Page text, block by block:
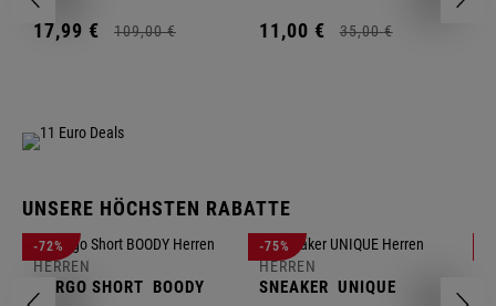
17,99 € 109,00 € 11,00 € 35,00 €
UNSERE HÖCHSTEN RABATTE
-72%
HERREN
CARGO SHORT BOODY
-75%
HERREN
SNEAKER UNIQUE